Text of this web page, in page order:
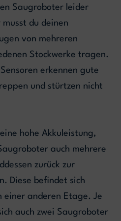
Saugroboter leider
du deinen
von mehreren
Stockwerke tragen.
erkennen gute
und stürtzen nicht
hohe Akkuleistung,
auch mehrere
zurück zur
Diese befindet sich
einer anderen Etage. Je
auch zwei Saugroboter